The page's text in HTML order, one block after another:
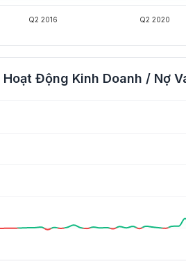
Q2 2016 Q2 2020
Động Kinh Doanh / Nợ